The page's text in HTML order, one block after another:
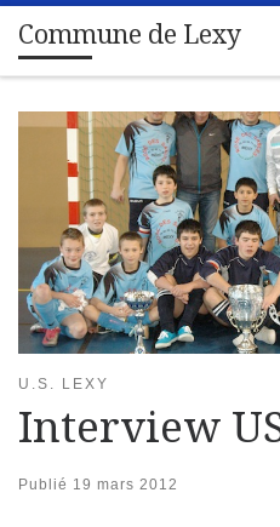
Passer au contenu
Commune de Lexy
U.S. LEXY
Interview
Publié 19 mars 2012